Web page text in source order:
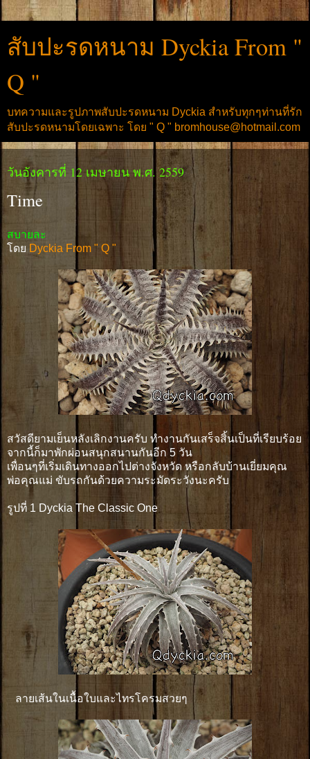
สับปะรดหนาม Dyckia From "
Q "
บทความและรูปภาพสับปะรดหนาม Dyckia สำหรับทุกๆท่านที่รัก
สับปะรดหนามโดยเฉพาะ โดย " Q " bromhouse@hotmail.com
วันอังคารที่ 12 เมษายน พ.ศ. 2559
Time
สบายละ
โดย Dyckia From " Q "
สวัสดียามเย็นหลังเลิกงานครับ ทำงานกันเสร็จสิ้นเป็นที่เรียบร้อย
จากนี้ก็มาพักผ่อนสนุกสนานกันอีก 5 วัน
เพื่อนๆที่เริ่มเดินทางออกไปต่างจังหวัด หรือกลับบ้านเยี่ยมคุณ
พ่อคุณแม่ ขับรถกันด้วยความระมัดระวังนะครับ
รูปที่ 1 Dyckia The Classic One
ลายเส้นในเนื้อใบและไทรโครมสวยๆ